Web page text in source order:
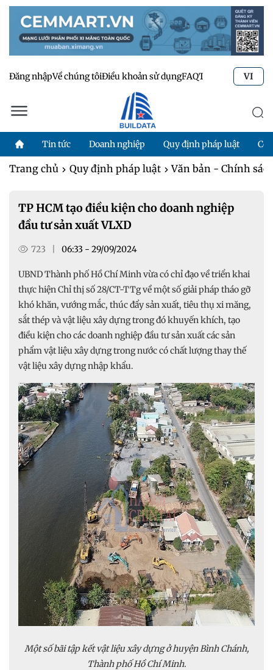
Đăng nhậpVề chúng tôiĐiều khoản sử dụngFAQTư vấn kỹ thuật
VI
Tin tức Doanh nghiệp Quy định pháp luật
Trang chủ Quy định pháp luật Văn bản - Chính
TP HCM tạo điều kiện cho doanh nghiệp
đầu tư sản xuất VLXD
723 06:33 - 29/09/2024
UBND Thành phố Hồ Chí Minh vừa có chỉ đạo về triển khai
thực hiện Chỉ thị số 28/CT-TTg về một số giải pháp tháo gỡ
khó khăn, vướng mắc, thúc đẩy sản xuất, tiêu thụ xi măng,
sắt thép và vật liệu xây dựng trong đó khuyến khích, tạo
điều kiện cho các doanh nghiệp đầu tư sản xuất các sản
phẩm vật liệu xây dựng trong nước có chất lượng thay thế
vật liệu xây dựng nhập khẩu.
Một số bãi tập kết vật liệu xây dựng ở huyện Bình Chánh,
Thành phố Hồ Chí Minh.